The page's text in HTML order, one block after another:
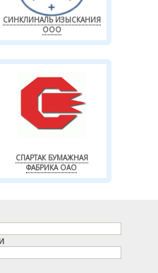
СИНКЛИНАЛЬ ИЗЫСКАНИЯ
ООО
СПАРТАК БУМАЖНАЯ
ФАБРИКА ОАО